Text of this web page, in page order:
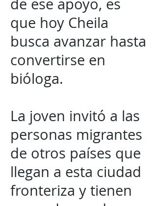
de ese apoyo, es
que hoy Cheila
busca avanzar hasta
convertirse en
bióloga.
La joven invitó a las
personas migrantes
de otros países que
llegan a esta ciudad
fronteriza y tienen